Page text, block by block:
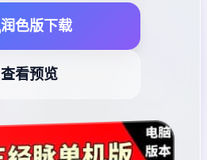
润色版下载
查看预览